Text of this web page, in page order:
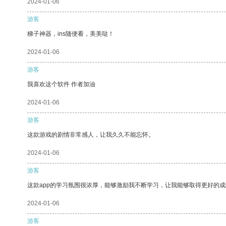
2024-01-06
游客
梯子神器，ins随便看，美美哒！
2024-01-06
游客
我喜欢这个软件 作者加油
2024-01-06
游客
这款游戏的剧情非常感人，让我久久不能忘怀。
2024-01-06
游客
这款app的学习氛围很浓厚，能够激励我不断学习，让我能够取得更好的
2024-01-06
游客